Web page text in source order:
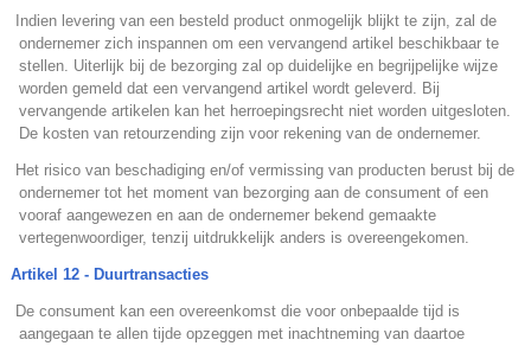
Indien levering van een besteld product onmogelijk blijkt te zijn, zal de
ondernemer zich inspannen om een vervangend artikel beschikbaar te
stellen. Uiterlijk bij de bezorging zal op duidelijke en begrijpelijke wijze
worden gemeld dat een vervangend artikel wordt geleverd. Bij
vervangende artikelen kan het herroepingsrecht niet worden uitgesloten.
De kosten van retourzending zijn voor rekening van de ondernemer.
Het risico van beschadiging en/of vermissing van producten berust bij de
ondernemer tot het moment van bezorging aan de consument of een
vooraf aangewezen en aan de ondernemer bekend gemaakte
vertegenwoordiger, tenzij uitdrukkelijk anders is overeengekomen.
Artikel 12 - Duurtransacties
De consument kan een overeenkomst die voor onbepaalde tijd is
aangegaan te allen tijde opzeggen met inachtneming van daartoe